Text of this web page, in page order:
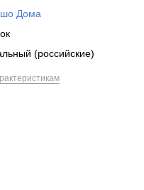
Дома
(российские)